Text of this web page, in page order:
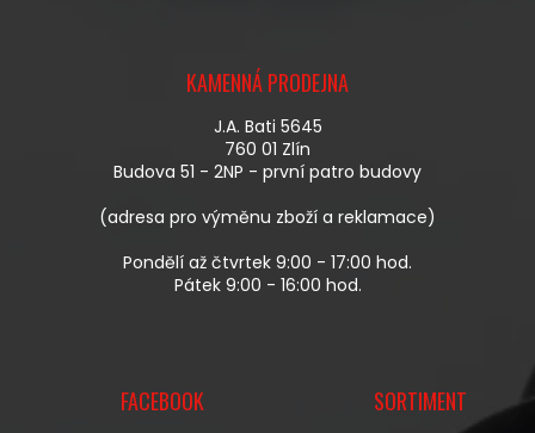
KAMENNÁ PRODEJNA
J.A. Bati 5645
760 01 Zlín
Budova 51 - 2NP - první patro budovy
(adresa pro výměnu zboží a reklamace)
Pondělí až čtvrtek 9:00 - 17:00 hod.
Pátek 9:00 - 16:00 hod.
FACEBOOK SORTIMENT